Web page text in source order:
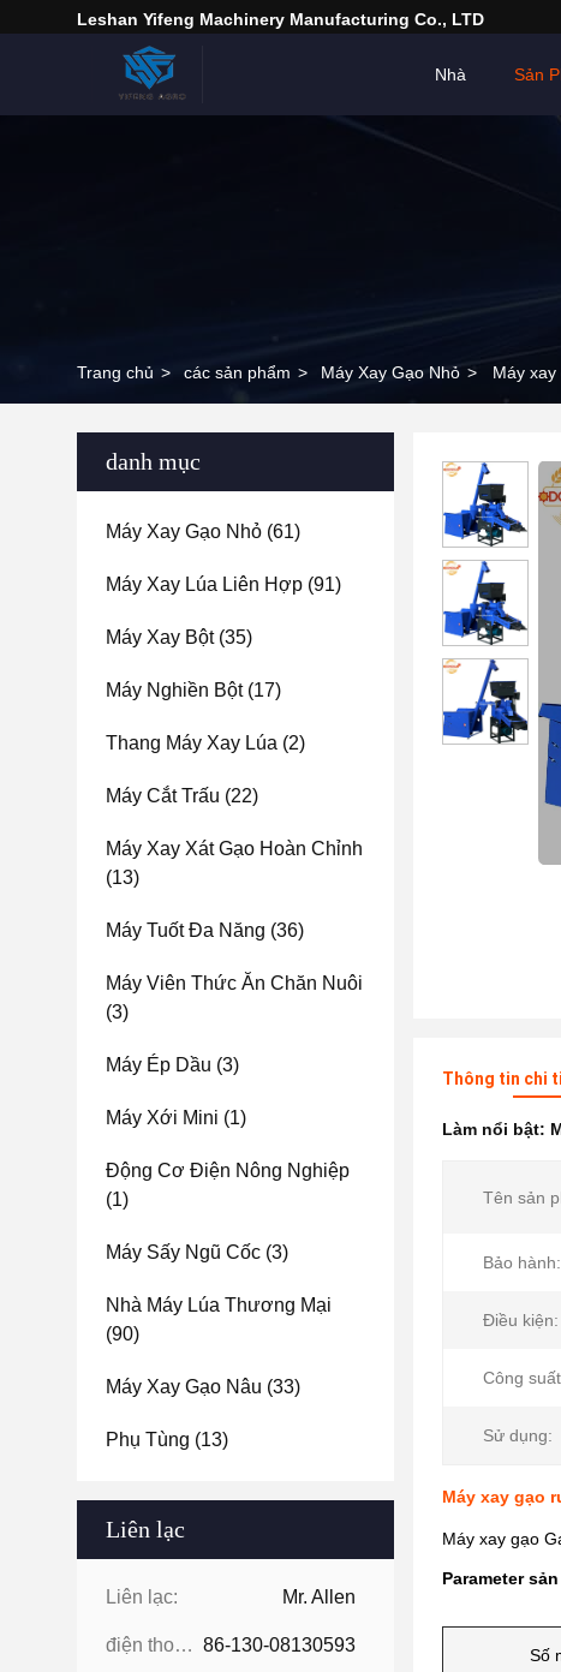
Leshan Yifeng Machinery Manufacturing Co., LTD
Nhà Sản
Trang chủ > các sản phẩm > Máy Xay Gạo Nhỏ > Máy
danh mục
Máy Xay Gạo Nhỏ (61)
Máy Xay Lúa Liên Hợp (91)
Máy Xay Bột(35)
Máy Nghiền Bột(17)
Thang Máy Xay Lúa (2)
Máy Cắt Trấu (22)
Máy Xay Xát Gạo Hoàn Chỉnh
(13)
Máy Tuốt Đa Năng (36)
Máy Viên Thức Ăn Chăn Nuôi
(3)
Máy Ép Dầu (3)
Máy Xới Mini (1)
Động Cơ Điện Nông Nghiệp
(1)
Máy Sấy Ngũ Cốc (3)
Nhà Máy Lúa Thương Mại
(90)
Máy Xay Gạo Nâu (33)
Phụ Tùng (13)
Liên lạc
Liên lạc: Mr. Allen
điện thoại: 86-130-08130593
Thông tin chi
Làm nổi bật:
Tên sản
Bảo hành:
Điều kiện:
Công
Sử dụng:
Máy xay gạo
Máy xay gạo
Parameter
Số